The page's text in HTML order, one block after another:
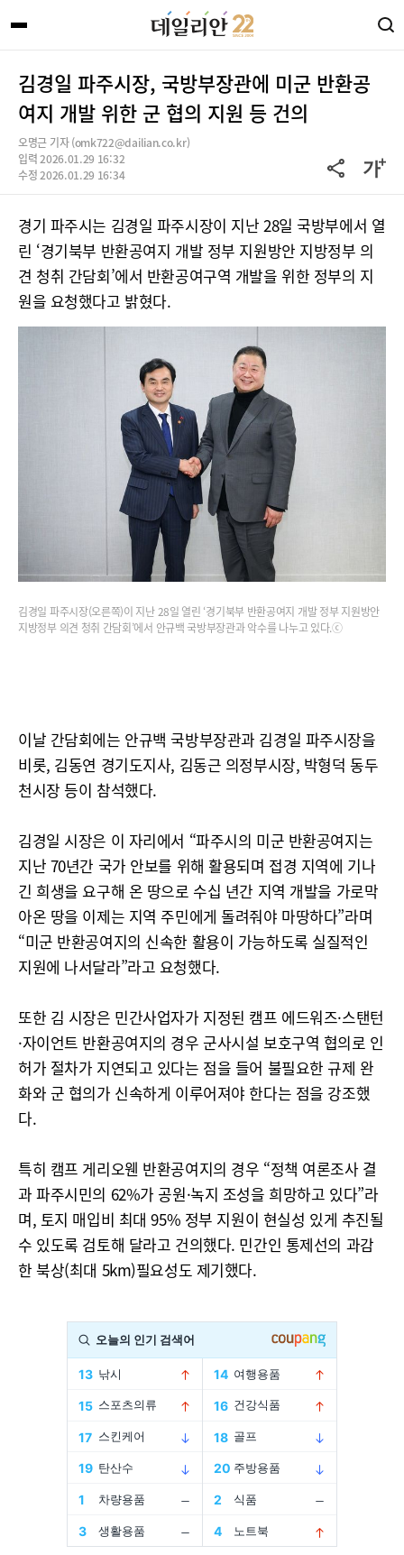
김경일 파주시장, 국방부장관에 미군 반환공
여지 개발 위한 군 협의 지원 등 건의
오명근 기자 (omk722@dailian.co.kr)
입력 2026.01.29 16:32
수정 2026.01.29 16:34
경기 파주시는 김경일 파주시장이 지난 28일 국방부에서 열
린 ‘경기북부 반환공여지 개발 정부 지원방안 지방정부 의
견 청취 간담회’에서 반환공여구역 개발을 위한 정부의 지
원을 요청했다고 밝혔다.
김경일 파주시장(오른쪽)이 지난 28일 열린 ‘경기북부 반환공여지 개발 정부 지원방안
지방정부 의견 청취 간담회’에서 안규백 국방부장관과 악수를 나누고 있다.ⓒ
이날 간담회에는 안규백 국방부장관과 김경일 파주시장을
비롯, 김동연 경기도지사, 김동근 의정부시장, 박형덕 동두
천시장 등이 참석했다.
김경일 시장은 이 자리에서 “파주시의 미군 반환공여지는
지난 70년간 국가 안보를 위해 활용되며 접경 지역에 기나
긴 희생을 요구해 온 땅으로 수십 년간 지역 개발을 가로막
아온 땅을 이제는 지역 주민에게 돌려줘야 마땅하다”라며
“미군 반환공여지의 신속한 활용이 가능하도록 실질적인
지원에 나서달라”라고 요청했다.
또한 김 시장은 민간사업자가 지정된 캠프 에드워즈·스탠턴
·자이언트 반환공여지의 경우 군사시설 보호구역 협의로 인
허가 절차가 지연되고 있다는 점을 들어 불필요한 규제 완
화와 군 협의가 신속하게 이루어져야 한다는 점을 강조했
다.
특히 캠프 게리오웬 반환공여지의 경우 “정책 여론조사 결
과 파주시민의 62%가 공원·녹지 조성을 희망하고 있다”라
며, 토지 매입비 최대 95% 정부 지원이 현실성 있게 추진될
수 있도록 검토해 달라고 건의했다. 민간인 통제선의 과감
한 북상(최대 5km)필요성도 제기했다.